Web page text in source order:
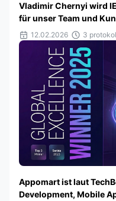
Vladimir Chernyi wird
für unser Team und
12.02.2026 3
Appomart ist laut
Development, Mobile